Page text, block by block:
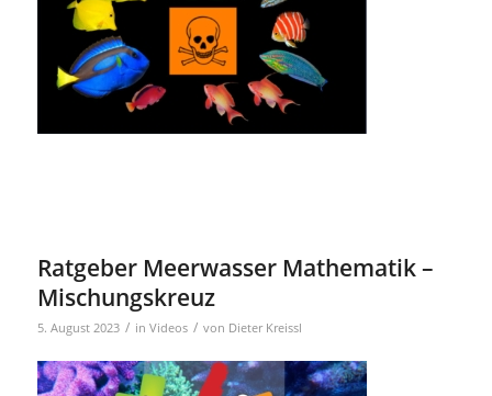
Ratgeber Meerwasser Mathematik –
Mischungskreuz
5. August 2023 / in Videos / von Dieter Kreissl